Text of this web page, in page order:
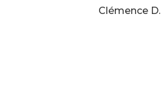
Patrick G. W.